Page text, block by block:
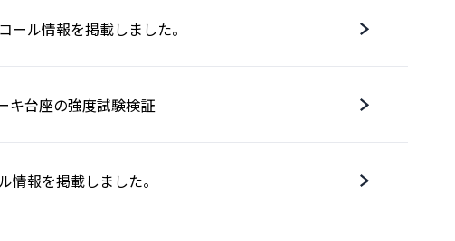
ル情報を掲載しました。
キ台座の強度試験検証
報を掲載しました。